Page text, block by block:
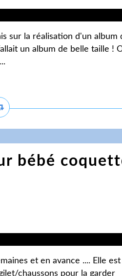
sur la réalisation d'un album
un album de belle taille !
bébé
et en avance .... Elle est
chaussons pour la garder